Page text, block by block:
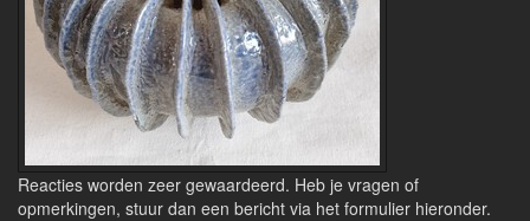
Reacties worden zeer gewaardeerd. Heb je vragen of
opmerkingen, stuur dan een bericht via het formulier hieronder.